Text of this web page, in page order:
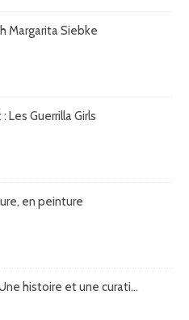
Margarita Siebke
Les Guerrilla Girls
en peinture
histoire et une curati...